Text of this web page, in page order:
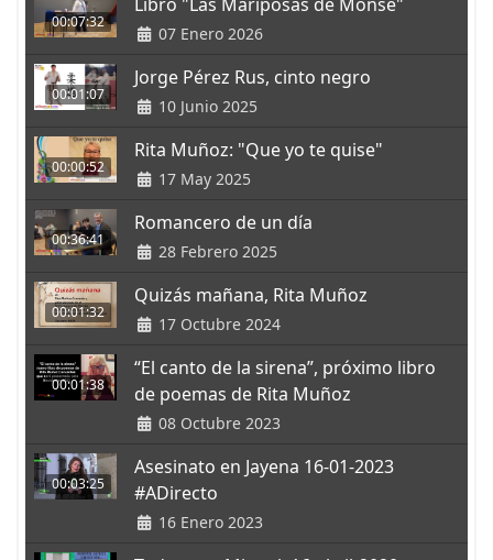
00:07:32
07 Enero 2026
00:01:07
Jorge Pérez Rus, cinto negro
10 Junio 2025
00:00:52
Rita Muñoz: "Que yo te quise"
17 May 2025
00:36:41
Romancero de un día
28 Febrero 2025
00:01:32
Quizás mañana, Rita Muñoz
17 Octubre 2024
00:01:38
“El canto de la sirena”, próximo libro
de poemas de Rita Muñoz
08 Octubre 2023
00:03:25
Asesinato en Jayena 16-01-2023
#ADirecto
16 Enero 2023